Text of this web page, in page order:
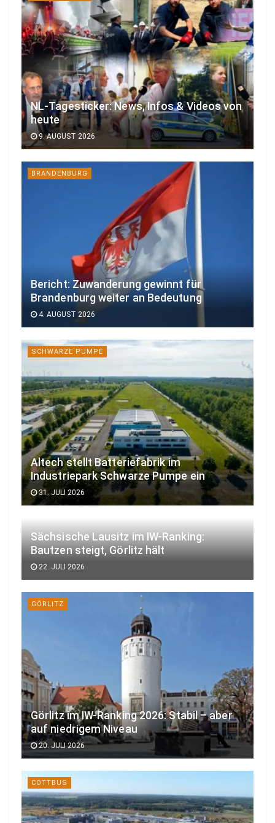
NL-Tagesticker: News, Infos & Videos von
heute
9. AUGUST 2026
BRANDENBURG
Bericht: Zuwanderung gewinnt für
Brandenburg weiter an Bedeutung
4. AUGUST 2026
SCHWARZE PUMPE
Altech stellt Batteriefabrik im
Industriepark Schwarze Pumpe ein
31. JULI 2026
Sächsische Lausitz im IW-Ranking:
Bautzen steigt, Görlitz hält
22. JULI 2026
GÖRLITZ
Görlitz im IW-Ranking 2026: Stabil – aber
auf niedrigem Niveau
20. JULI 2026
COTTBUS